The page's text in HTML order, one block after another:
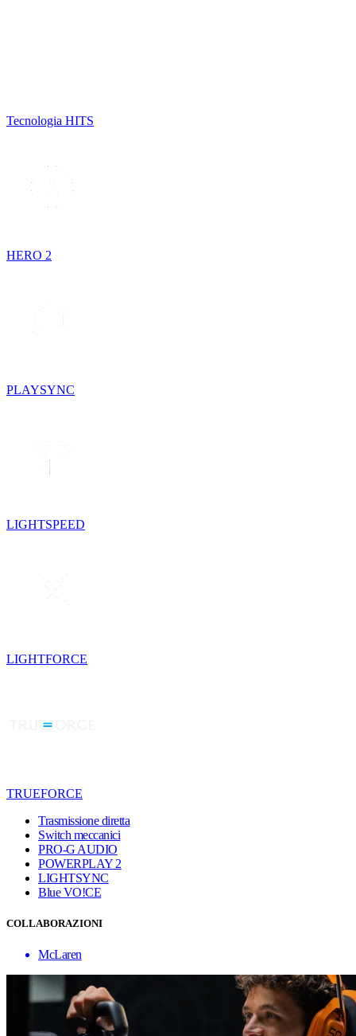
Tecnologia HITS
HERO 2
PLAYSYNC
LIGHTSPEED
LIGHTFORCE
TRUEFORCE
Trasmissione diretta
Switch meccanici
PRO-G AUDIO
POWERPLAY 2
LIGHTSYNC
Blue VO!CE
COLLABORAZIONI
McLaren